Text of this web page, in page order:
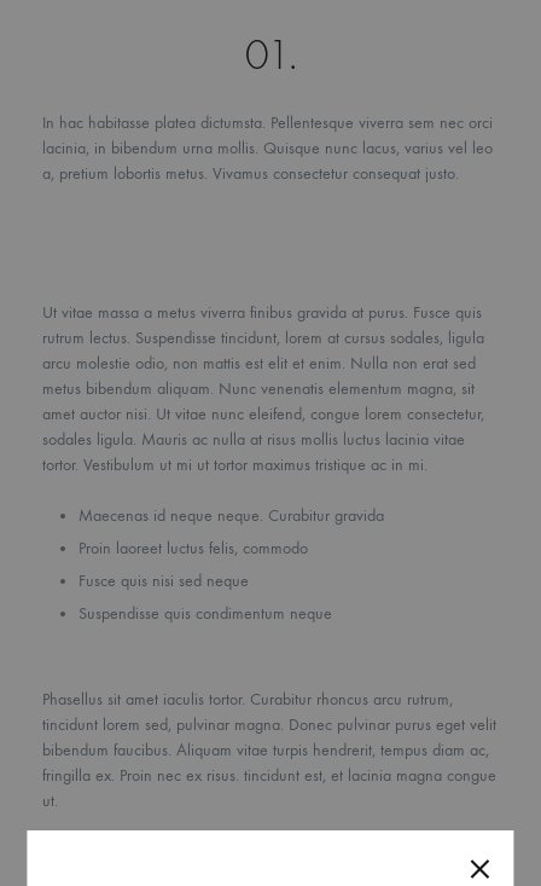
01.
In hac habitasse platea dictumsta. Pellentesque viverra sem nec orci
lacinia, in bibendum urna mollis. Quisque nunc lacus, varius vel leo
a, pretium lobortis metus. Vivamus consectetur consequat justo.
Ut vitae massa a metus viverra finibus gravida at purus. Fusce quis
rutrum lectus. Suspendisse tincidunt, lorem at cursus sodales, ligula
arcu molestie odio, non mattis est elit et enim. Nulla non erat sed
metus bibendum aliquam. Nunc venenatis elementum magna, sit
amet auctor nisi. Ut vitae nunc eleifend, congue lorem consectetur,
sodales ligula. Mauris ac nulla at risus mollis luctus lacinia vitae
tortor. Vestibulum ut mi ut tortor maximus tristique ac in mi.
Maecenas id neque neque. Curabitur gravida
Proin laoreet luctus felis, commodo
Fusce quis nisi sed neque
Suspendisse quis condimentum neque
Phasellus sit amet iaculis tortor. Curabitur rhoncus arcu rutrum,
tincidunt lorem sed, pulvinar magna. Donec pulvinar purus eget velit
bibendum faucibus. Aliquam vitae turpis hendrerit, tempus diam ac,
fringilla ex. Proin nec ex risus. tincidunt est, et lacinia magna congue
ut.